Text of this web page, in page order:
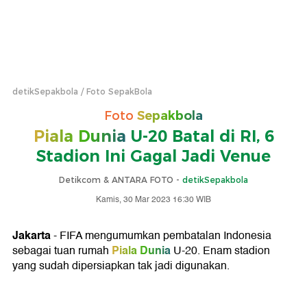
detikSepakbola Foto SepakBola
Foto Sepakbola
Piala Dunia U-20 Batal di RI, 6
Stadion Ini Gagal Jadi Venue
Detikcom & ANTARA FOTO - detikSepakbola
Kamis, 30 Mar 2023 16:30 WIB
Jakarta- FIFA mengumumkan pembatalan Indonesia
sebagai tuan rumah Piala DuniaU-20. Enam stadion
yang sudah dipersiapkan tak jadi digunakan.